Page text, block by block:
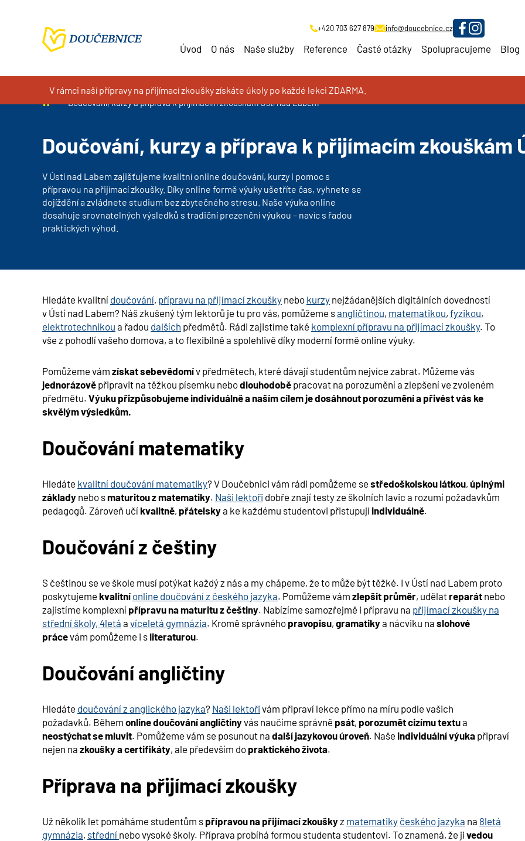
+420 703 627 879 info@doucebnice.cz
Úvod O nás Naše služby Reference Časté otázky Spolupracujeme Blog
V rámci naší přípravy na přijímací zkoušky získáte úkoly po každé lekci ZDARMA.
Doučování na míru, kurzy a příprava k přijímacím zkouškám
Doučování, kurzy a příprava k přijímacím zkouškám Ústí nad Labem
Doučování, kurzy a příprava k přijímacím zkouškám
V Ústí nad Labem zajišťujeme kvalitní online doučování, kurzy i pomoc s
přípravou na přijímací zkoušky. Díky online formě výuky ušetříte čas, vyhnete se
dojíždění a zvládnete studium bez zbytečného stresu. Naše výuka online
dosahuje srovnatelných výsledků s tradiční prezenční výukou – navíc s řadou
praktických výhod.
Hledáte kvalitní doučování, přípravu na přijímací zkoušky nebo kurzy nejžádanějších digitálních dovedností
v Ústí nad Labem? Náš zkušený tým lektorů je tu pro vás, pomůžeme sangličtinou, matematikou, fyzikou,
elektrotechnikou a řadou dalších předmětů. Rádi zajistíme také komplexní přípravu na přijímací zkoušky. To
vše z pohodlí vašeho domova, a to flexibilně a spolehlivě díky moderní formě online výuky.
Pomůžeme vám získat sebevědomív předmětech, které dávají studentům nejvíce zabrat. Můžeme vás
jednorázově připravit na těžkou písemku nebodlouhodobě pracovat na porozumění a zlepšení ve zvoleném
předmětu. Výuku přizpůsobujeme individuálně a naším cílem je dosáhnout porozumění a přivést vás ke
skvělým výsledkům.
Doučování matematiky
Hledáte kvalitní doučování matematiky? V Doučebnici vám rádi pomůžeme se středoškolskou látkou, úplnými
základy nebo smaturitou z matematiky. Naši lektoři dobře znají testy ze školních lavic a rozumí požadavkům
pedagogů. Zároveň učí kvalitně, přátelskya ke každému studentovi přistupují individuálně.
Doučování z češtiny
S češtinou se ve škole musí potýkat každý z nás a my chápeme, že to může být těžké. I v Ústí nad Labem proto
poskytujeme kvalitní online doučování z českého jazyka. Pomůžeme vám zlepšit průměr, udělatreparát nebo
zajistíme komplexní přípravu na maturitu z češtiny. Nabízíme samozřejmě i přípravu na přijímací zkoušky na
střední školy, 4letá a víceletá gymnázia. Kromě správného pravopisu, gramatikya nácviku na slohové
prácevám pomůžeme i sliteraturou.
Doučování angličtiny
Hledáte doučování z anglického jazyka? Naši lektoři vám připraví lekce přímo na míru podle vašich
požadavků. Během online doučování angličtinyvás naučíme správně psát, porozumět cizímu textua
neostýchat se mluvit. Pomůžeme vám se posunout na další jazykovou úroveň. Naše individuální výuka připraví
nejen na zkoušky a certifikáty, ale především do praktického života.
Příprava na přijímací zkoušky
Už několik let pomáháme studentům s přípravou na přijímací zkouškyz matematiky českého jazyka na 8letá
gymnázia, střední nebo vysoké školy. Příprava probíhá formou studenta studentovi. To znamená, že ji vedou